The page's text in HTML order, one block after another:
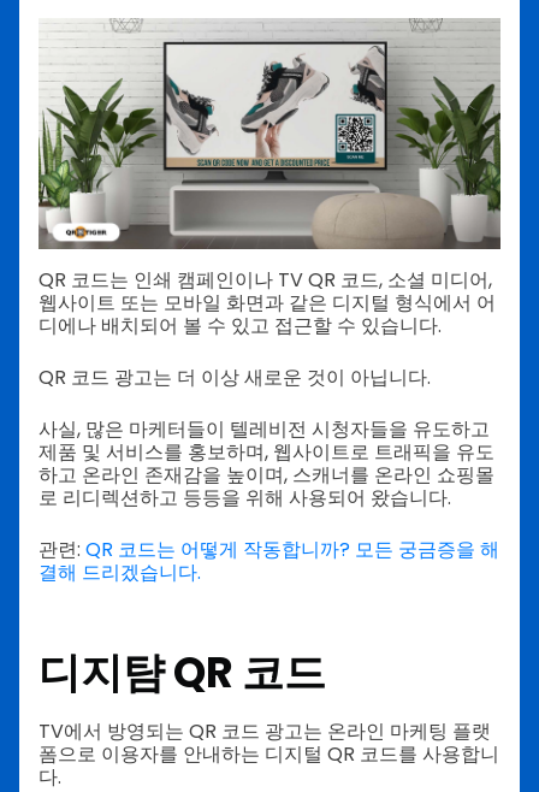
QR 코드는 인쇄 캠페인이나 TV QR 코드, 소셜 미디어,
웹사이트 또는 모바일 화면과 같은 디지털 형식에서 어
디에나 배치되어 볼 수 있고 접근할 수 있습니다.
QR 코드 광고는 더 이상 새로운 것이 아닙니다.
사실, 많은 마케터들이 텔레비전 시청자들을 유도하고
제품 및 서비스를 홍보하며, 웹사이트로 트래픽을 유도
하고 온라인 존재감을 높이며, 스캐너를 온라인 쇼핑몰
로 리디렉션하고 등등을 위해 사용되어 왔습니다.
관련: QR 코드는 어떻게 작동합니까? 모든 궁금증을 해
결해 드리겠습니다.
디지턈 QR 코드
TV에서 방영되는 QR 코드 광고는 온라인 마케팅 플랫
폼으로 이용자를 안내하는 디지털 QR 코드를 사용합니
다.